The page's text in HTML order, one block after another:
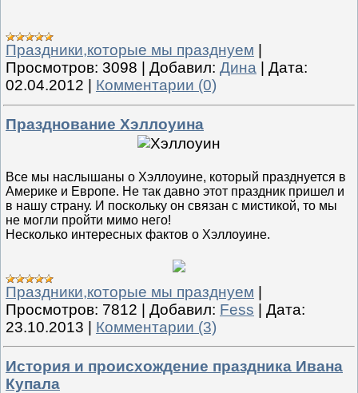
Праздники,которые мы празднуем
Просмотров: 3098 Добавил: Дина
Дата:
02.04.2012
Комментарии (0)
Празднование Хэллоуина
Все мы наслышаны о Хэллоуине, который празднуется в
Америке и Европе. Не так давно этот праздник пришел и
в нашу страну. И поскольку он связан с мистикой, то мы
не могли пройти мимо него!
Несколько интересных фактов о Хэллоуине.
Праздники,которые мы празднуем
Просмотров: 7812 Добавил: Fess
Дата:
23.10.2013
Комментарии (3)
История и происхождение праздника Ивана
Купала